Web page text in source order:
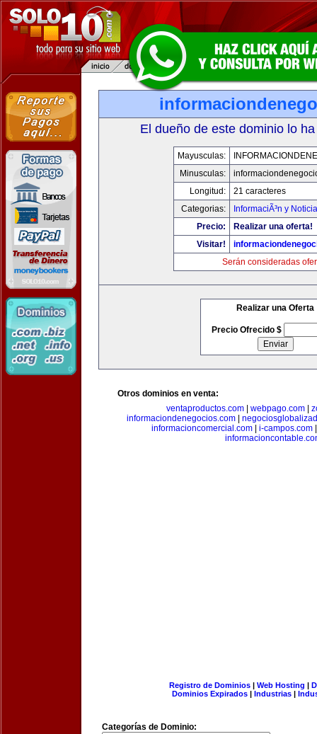
El dueño de este dominio lo
Mayusculas:
Minusculas:
Longitud:
21 caracteres
Categorias:
InformaciÃ³n y
Precio:
Realizar una oferta!
Visitar!
Serán consideradas
Realizar una Oferta
Precio Ofrecido $
Otros dominios en venta:
ventaproductos.com
webpago.com
informaciondenegocios.com|
informacioncomercial.com| i-campos.com
Registro de Dominios| Web Hosting |
Dominios Expirados | Industrias |
Categorías de Dominio: